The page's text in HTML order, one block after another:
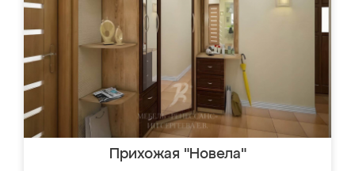
Прихожая "Новела"